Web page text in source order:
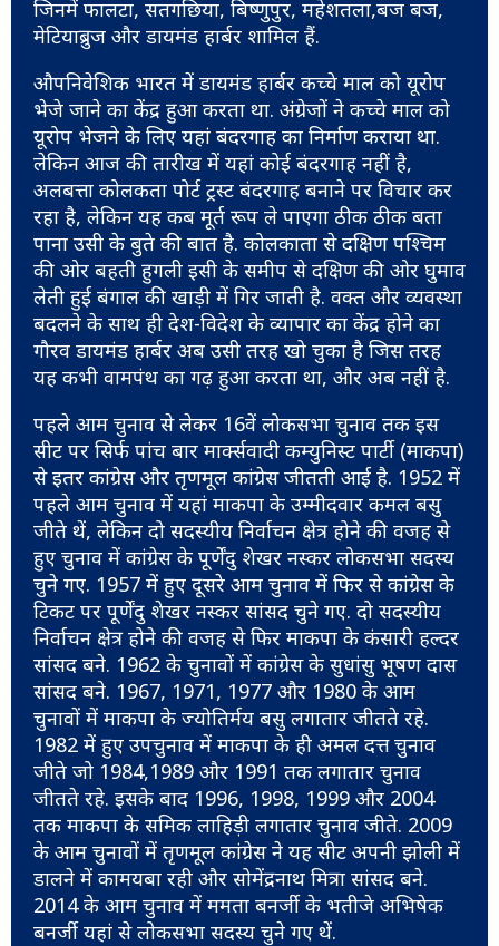
जिनमें फालटा, सतगछिया, बिष्णुपुर, महेशतला,बज बज,
मेटियाब्रुज और डायमंड हार्बर शामिल हैं.
औपनिवेशिक भारत में डायमंड हार्बर कच्चे माल को यूरोप
भेजे जाने का केंद्र हुआ करता था. अंग्रेजों ने कच्चे माल को
यूरोप भेजने के लिए यहां बंदरगाह का निर्माण कराया था.
लेकिन आज की तारीख में यहां कोई बंदरगाह नहीं है,
अलबत्ता कोलकता पोर्ट ट्रस्ट बंदरगाह बनाने पर विचार कर
रहा है, लेकिन यह कब मूर्त रूप ले पाएगा ठीक ठीक बता
पाना उसी के बुते की बात है. कोलकाता से दक्षिण पश्चिम
की ओर बहती हुगली इसी के समीप से दक्षिण की ओर घुमाव
लेती हुई बंगाल की खाड़ी में गिर जाती है. वक्त और व्यवस्था
बदलने के साथ ही देश-विदेश के व्यापार का केंद्र होने का
गौरव डायमंड हार्बर अब उसी तरह खो चुका है जिस तरह
यह कभी वामपंथ का गढ़ हुआ करता था, और अब नहीं है.
पहले आम चुनाव से लेकर 16वें लोकसभा चुनाव तक इस
सीट पर सिर्फ पांच बार मार्क्सवादी कम्युनिस्ट पार्टी (माकपा)
से इतर कांग्रेस और तृणमूल कांग्रेस जीतती आई है. 1952 में
पहले आम चुनाव में यहां माकपा के उम्मीदवार कमल बसु
जीते थें, लेकिन दो सदस्यीय निर्वाचन क्षेत्र होने की वजह से
हुए चुनाव में कांग्रेस के पूर्णेंदु शेखर नस्कर लोकसभा सदस्य
चुने गए. 1957 में हुए दूसरे आम चुनाव में फिर से कांग्रेस के
टिकट पर पूर्णेंदु शेखर नस्कर सांसद चुने गए. दो सदस्यीय
निर्वाचन क्षेत्र होने की वजह से फिर माकपा के कंसारी हल्दर
सांसद बने. 1962 के चुनावों में कांग्रेस के सुधांसु भूषण दास
सांसद बने. 1967, 1971, 1977 और 1980 के आम
चुनावों में माकपा के ज्योतिर्मय बसु लगातार जीतते रहे.
1982 में हुए उपचुनाव में माकपा के ही अमल दत्त चुनाव
जीते जो 1984,1989 और 1991 तक लगातार चुनाव
जीतते रहे. इसके बाद 1996, 1998, 1999 और 2004
तक माकपा के समिक लाहिड़ी लगातार चुनाव जीते. 2009
के आम चुनावों में तृणमूल कांग्रेस ने यह सीट अपनी झोली में
डालने में कामयबा रही और सोमेंद्रनाथ मित्रा सांसद बने.
2014 के आम चुनाव में ममता बनर्जी के भतीजे अभिषेक
बनर्जी यहां से लोकसभा सदस्य चुने गए थें.